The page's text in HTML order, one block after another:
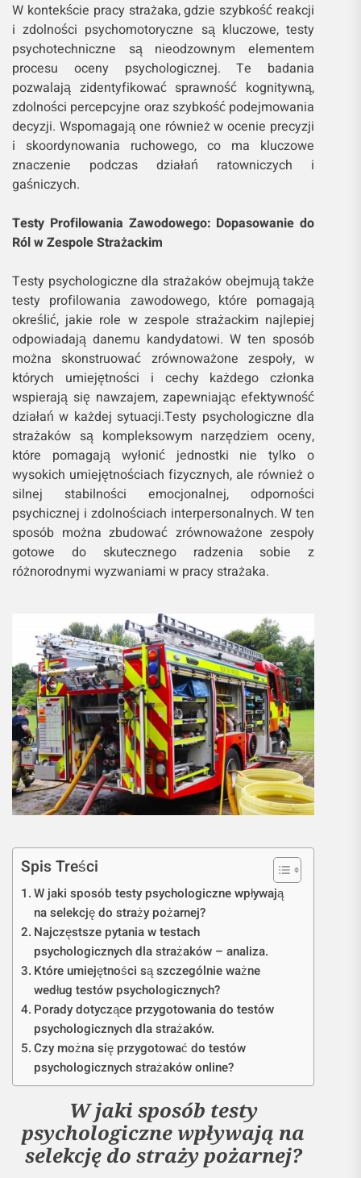
W kontekście pracy strażaka, gdzie szybkość reakcji
i zdolności psychomotoryczne są kluczowe, testy
psychotechniczne są nieodzownym elementem
procesu oceny psychologicznej. Te badania
pozwalają zidentyfikować sprawność kognitywną,
zdolności percepcyjne oraz szybkość podejmowania
decyzji. Wspomagają one również w ocenie precyzji
i skoordynowania ruchowego, co ma kluczowe
znaczenie podczas działań ratowniczych i
gaśniczych.
Testy Profilowania Zawodowego: Dopasowanie do
Ról w Zespole Strażackim
Testy psychologiczne dla strażaków obejmują także
testy profilowania zawodowego, które pomagają
określić, jakie role w zespole strażackim najlepiej
odpowiadają danemu kandydatowi. W ten sposób
można skonstruować zrównoważone zespoły, w
których umiejętności i cechy każdego członka
wspierają się nawzajem, zapewniając efektywność
działań w każdej sytuacji.Testy psychologiczne dla
strażaków są kompleksowym narzędziem oceny,
które pomagają wyłonić jednostki nie tylko o
wysokich umiejętnościach fizycznych, ale również o
silnej stabilności emocjonalnej, odporności
psychicznej i zdolnościach interpersonalnych. W ten
sposób można zbudować zrównoważone zespoły
gotowe do skutecznego radzenia sobie z
różnorodnymi wyzwaniami w pracy strażaka.
Spis Treści
W jaki sposób testy psychologiczne wpływają
na selekcję do straży pożarnej?
Najczęstsze pytania w testach
psychologicznych dla strażaków – analiza.
Które umiejętności są szczególnie ważne
według testów psychologicznych?
Porady dotyczące przygotowania do testów
psychologicznych dla strażaków.
Czy można się przygotować do testów
psychologicznych strażaków online?
W jaki sposób testy
psychologiczne wpływają na
selekcję do straży pożarnej?